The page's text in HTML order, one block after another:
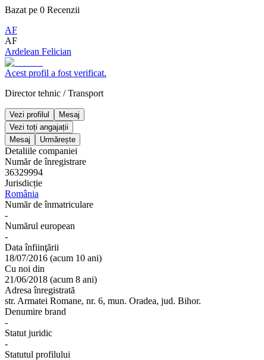
Bazat pe 0 Recenzii
AF
AF
Ardelean Felician
Acest profil a fost verificat.
Director tehnic /Transport
Vezi profilul
Mesaj
Vezi toți angajații
Mesaj
Urmărește
Detaliile companiei
Număr de înregistrare
36329994
Jurisdicție
România
Număr de înmatriculare
-
Numărul european
-
Data înfiinţării
18/07/2016 (acum 10 ani)
Cu noi din
21/06/2018 (acum 8 ani)
Adresa înregistrată
str. Armatei Romane, nr. 6, mun. Oradea, jud. Bihor.
Denumire brand
-
Statut juridic
-
Statutul profilului